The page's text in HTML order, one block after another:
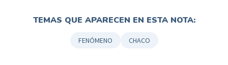
TEMAS QUE APARECEN EN ESTA NOTA:
FENÓMENO CHACO